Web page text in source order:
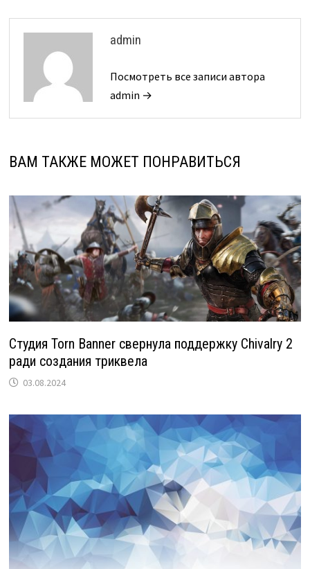
admin
Посмотреть все записи автора
admin →
ВАМ ТАКЖЕ МОЖЕТ ПОНРАВИТЬСЯ
Студия Torn Banner свернула поддержку Chivalry 2
ради создания триквела
03.08.2024